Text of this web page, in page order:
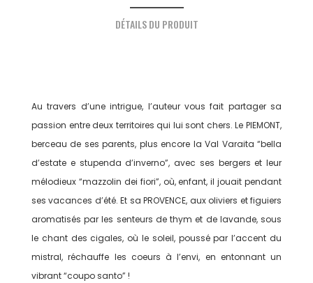
DÉTAILS DU PRODUIT
Au travers d’une intrigue, l’auteur vous fait partager sa
passion entre deux territoires qui lui sont chers. Le PIEMONT,
berceau de ses parents, plus encore la Val Varaita “bella
d’estate e stupenda d’inverno”, avec ses bergers et leur
mélodieux “mazzolin dei fiori”, où, enfant, il jouait pendant
ses vacances d’été. Et sa PROVENCE, aux oliviers et figuiers
aromatisés par les senteurs de thym et de lavande, sous
le chant des cigales, où le soleil, poussé par l’accent du
mistral, réchauffe les coeurs à l’envi, en entonnant un
vibrant “coupo santo” !